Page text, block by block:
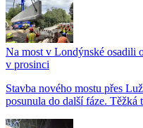
Na most v Londýnské osadili
v prosinci
Stavba nového mostu přes
posunula do další fáze. Těžká